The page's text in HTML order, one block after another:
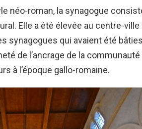
néo-roman, la synagogue
Elle a été élevée au centre-ville
synagogues qui avaient été
de l’ancrage de la communauté
à l’époque gallo-romaine.